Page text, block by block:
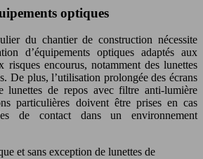
optiques
du chantier de construction nécessite
d’équipements optiques adaptés aux
risques encourus, notamment des lunettes
De plus, l’utilisation prolongée des écrans
de repos avec filtre anti-lumière
particulières doivent être prises en cas
de contact dans un environnement
et sans exception de lunettes de